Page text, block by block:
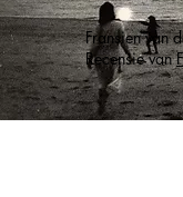
Fransien van
Recensie van